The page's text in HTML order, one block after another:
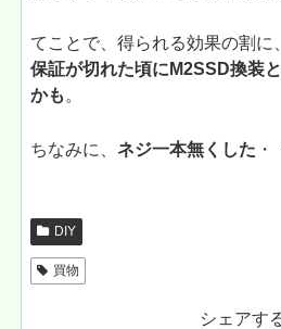
てことで、得られる効果の割に
保証が切れた頃にM2SSD換装
かも 。
ちなみに、ネジ一本無くした ・
DIY
買物
シェアす